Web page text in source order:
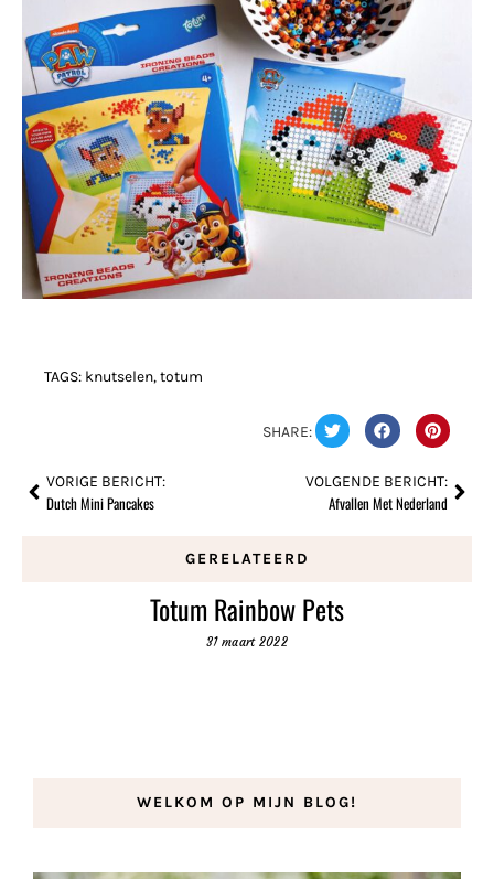
TAGS: knutselen,totum
SHARE:
VORIGE BERICHT:
Dutch Mini Pancakes
VOLGENDE BERICHT:
Afvallen Met Nederland
GERELATEERD
Totum Rainbow Pets
31 maart 2022
WELKOM OP MIJN BLOG!